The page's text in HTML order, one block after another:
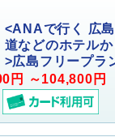
<ANAで行く 広
道などのホテル
>広島フリープラ
円 ～104,800円